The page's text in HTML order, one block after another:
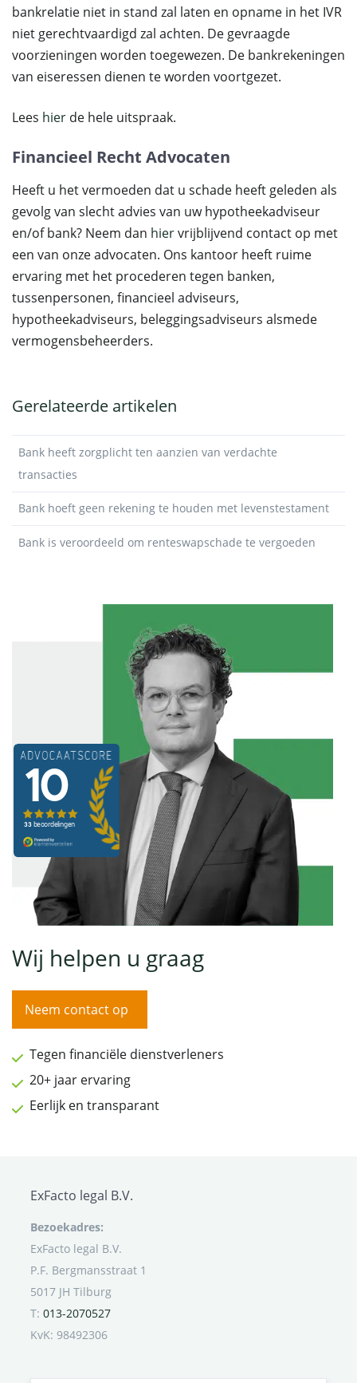
bankrelatie niet in stand zal laten en opname in het IVR
niet gerechtvaardigd zal achten. De gevraagde
voorzieningen worden toegewezen. De bankrekeningen
van eiseressen dienen te worden voortgezet.
Lees hier de hele uitspraak.
Financieel Recht Advocaten
Heeft u het vermoeden dat u schade heeft geleden als
gevolg van slecht advies van uw hypotheekadviseur
en/of bank? Neem dan hiervrijblijvend contact op met
een van onze advocaten. Ons kantoor heeft ruime
ervaring met het procederen tegen banken,
tussenpersonen, financieel adviseurs,
hypotheekadviseurs, beleggingsadviseurs alsmede
vermogensbeheerders.
Gerelateerde artikelen
Bank heeft zorgplicht ten aanzien van verdachte
transacties
Bank hoeft geen rekening te houden met levenstestament
Bank is veroordeeld om renteswapschade te vergoeden
Wij helpen u graag
Neem contact op
Tegen financiële dienstverleners
20+ jaar ervaring
Eerlijk en transparant
ExFacto legal B.V.
Bezoekadres:
ExFacto legal B.V.
P.F. Bergmansstraat 1
5017 JH Tilburg
T: 013-2070527
KvK: 98492306